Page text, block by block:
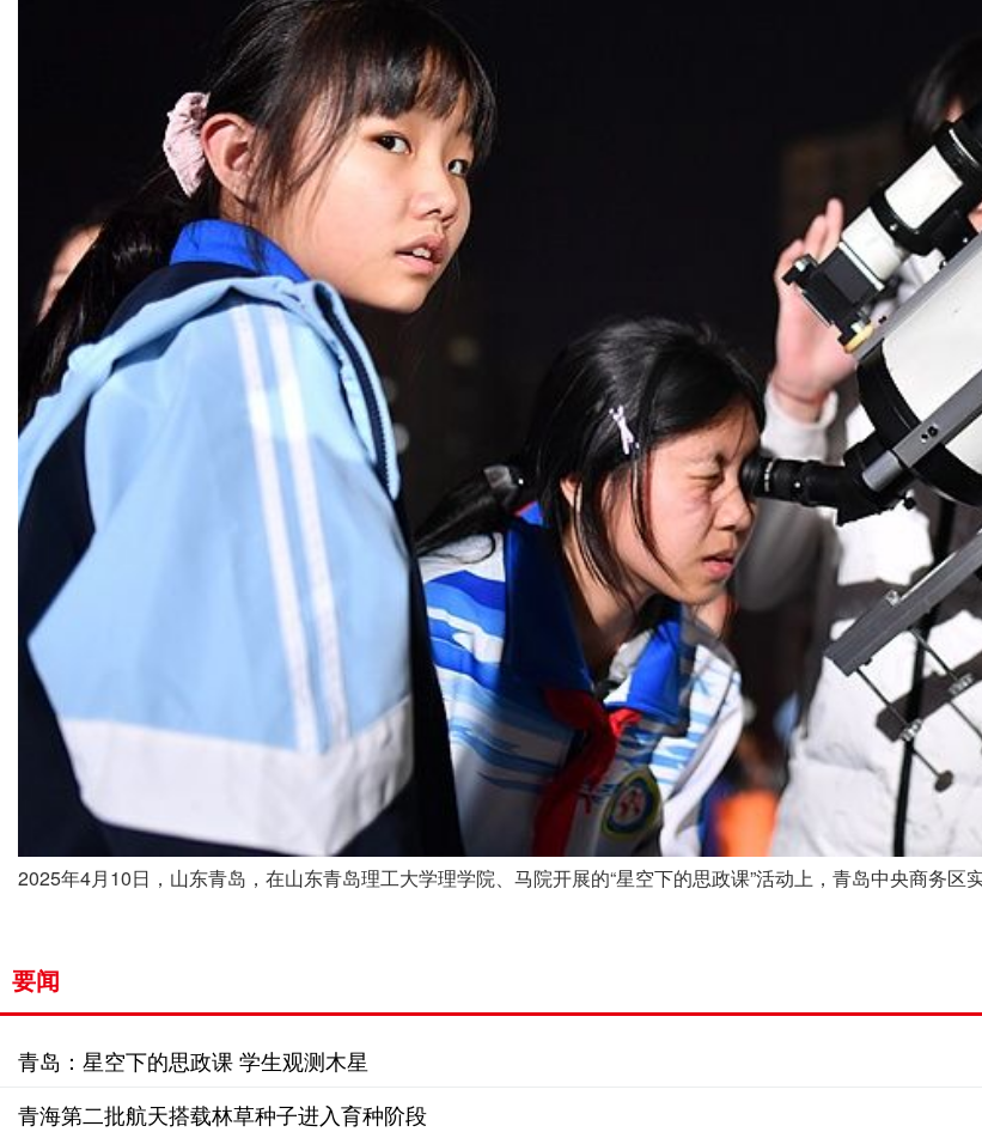
2025年4月10日，山东青岛，在山东青岛理工大学理学院、马院开展的“星空下的思政课”活动上，青岛中央商务区
要闻
青岛：星空下的思政课 学生观测木星
青海第二批航天搭载林草种子进入育种阶段